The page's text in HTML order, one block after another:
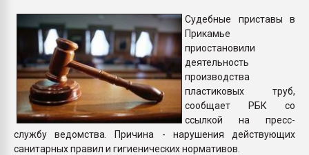
ПЕРЕЙТИ НА
Судебные приставы в
Прикамье
приостановили
деятельность
производства
пластиковых труб,
сообщает РБК со
ссылкой на пресс-
службу ведомства. Причина - нарушения действующих
санитарных правил и гигиенических нормативов.